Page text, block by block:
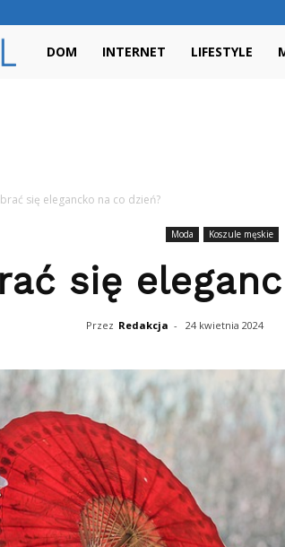
NieBoNie.pl
DOM INTERNET LIFESTYLE
się elegancko na co dzień?
Moda Koszule męskie
się
Przez Redakcja - 24 kwietnia 2024